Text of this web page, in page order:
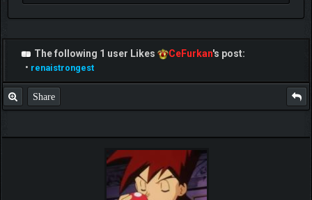
The following 1 user Likes CeFurkan's post:
• renaistrongest
Share